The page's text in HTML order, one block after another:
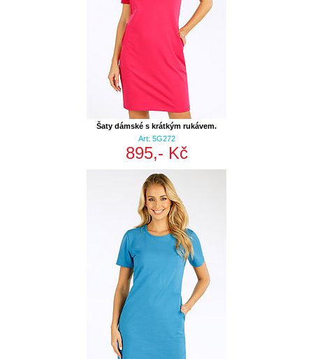
Šaty dámské s krátkým rukávem.
Art: 5G272
895,- Kč